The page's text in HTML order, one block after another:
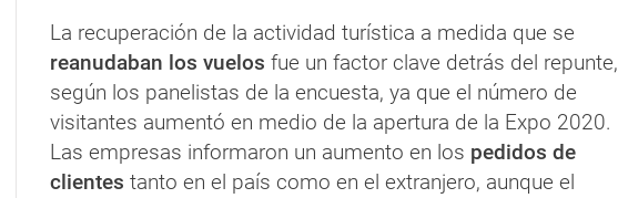
La recuperación de la actividad turística a medida que se
reanudaban los vuelos fue un factor clave detrás del repunte,
según los panelistas de la encuesta, ya que el número de
visitantes aumentó en medio de la apertura de la Expo 2020.
Las empresas informaron un aumento en los pedidos de
clientes tanto en el país como en el extranjero, aunque el